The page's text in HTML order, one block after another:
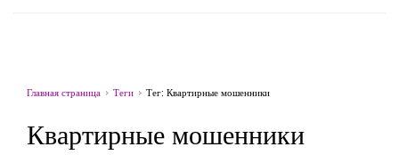
Главная страница Теги Тег: Квартирные мошенники
Квартирные мошенники